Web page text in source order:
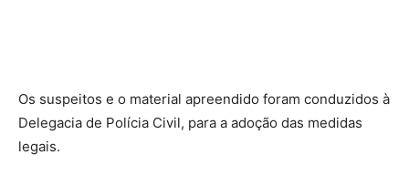
Os suspeitos e o material apreendido foram conduzidos à
Delegacia de Polícia Civil, para a adoção das medidas
legais.